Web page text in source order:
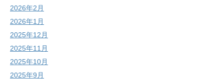
2026年2月
2026年1月
2025年12月
2025年11月
2025年10月
2025年9月